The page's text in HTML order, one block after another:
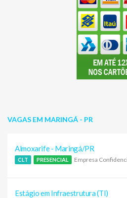
VAGAS EM MARINGÁ - PR
Almoxarife - Maringá/PR
CLT PRESENCIAL Empresa
Estágio em Infraestrutura (TI)